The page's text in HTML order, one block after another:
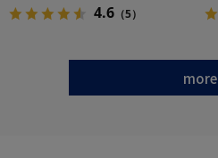
4.6 （5）
more